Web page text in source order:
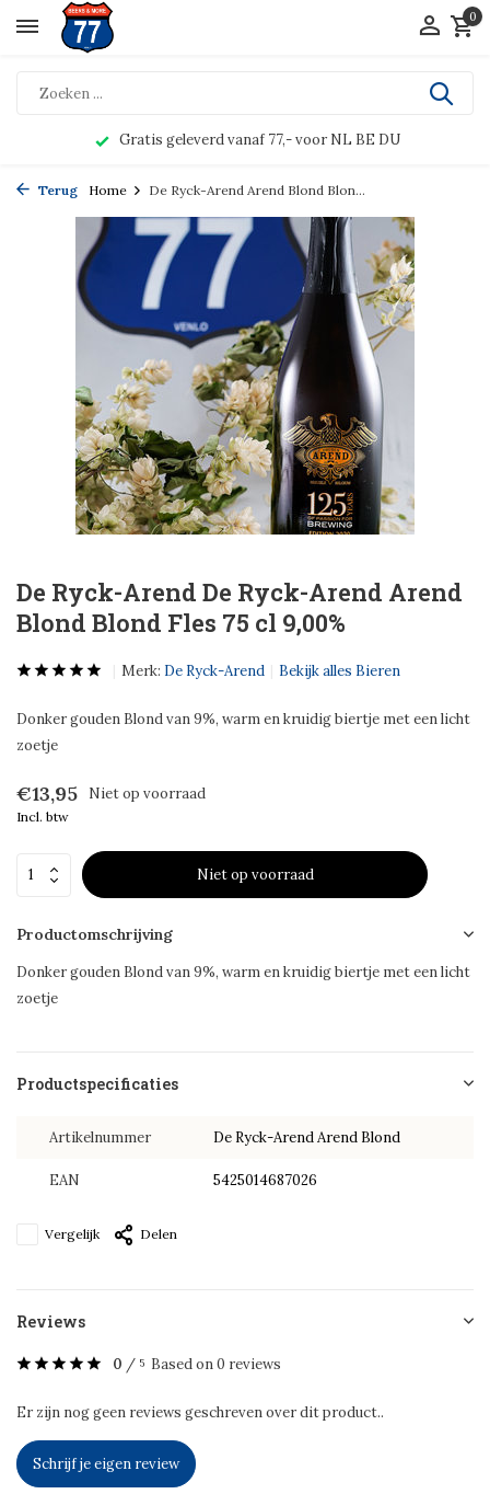
0
Gratis geleverd vanaf 77,- voor NL BE DU
Terug Home De Ryck-Arend Arend Blond Blon...
De Ryck-Arend De Ryck-Arend Arend
Blond Blond Fles 75 cl 9,00%
Merk: De Ryck-Arend Bekijk alles Bieren
Donker gouden Blond van 9%, warm en kruidig biertje met een licht
zoetje
€13,95 Niet op voorraad
Incl. btw
Niet op voorraad
Productomschrijving
Donker gouden Blond van 9%, warm en kruidig biertje met een licht
zoetje
Productspecificaties
Artikelnummer De Ryck-Arend Arend Blond
EAN 5425014687026
Vergelijk Delen
Reviews
0 / 5 Based on 0 reviews
Er zijn nog geen reviews geschreven over dit product..
Schrijf je eigen review